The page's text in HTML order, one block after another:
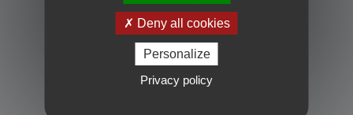
Deny all cookies
Personalize
Privacy policy